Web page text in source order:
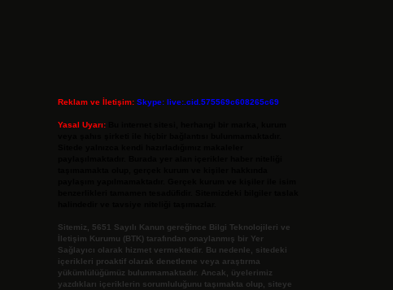
Reklam ve İletişim: Skype: live:.cid.575569c608265c69
Yasal Uyarı:
Sitemiz, 5651 Sayılı Kanun gereğince Bilgi Teknolojileri ve
İletişim Kurumu (BTK) tarafından onaylanmış bir Yer
Sağlayıcı olarak hizmet vermektedir. Bu nedenle, sitedeki
içerikleri proaktif olarak denetleme veya araştırma
yükümlülüğümüz bulunmamaktadır. Ancak, üyelerimiz
yazdıkları içeriklerin sorumluluğunu taşımakta olup, siteye